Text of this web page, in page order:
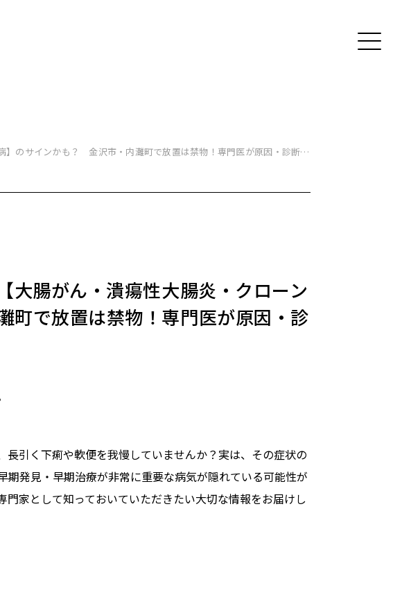
】のサインかも？ 金沢市・内灘町で放置は禁物！専門医が原因・診断・
大腸がん・潰瘍性大腸炎・クローン
で放置は禁物！専門医が原因・診
長引く下痢や軟便を我慢していませんか？実は、その症状の
期発見・早期治療が非常に重要な病気が隠れている可能性が
門家として知っておいていただきたい大切な情報をお届けし